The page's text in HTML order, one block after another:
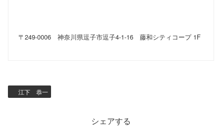
〒249-0006 神奈川県逗子市逗子4-1-16 藤和シティコープ 1F
江下 恭一
シェアする